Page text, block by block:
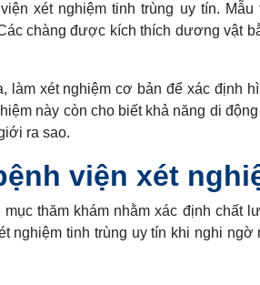
xét nghiệm tinh trùng uy tín.
chàng được kích thích dương vật
làm xét nghiệm cơ bản để xác định
này còn cho biết khả năng di
ra sao.
viện xét
thăm khám nhằm xác định chất
nghiệm tinh trùng uy tín khi nghi